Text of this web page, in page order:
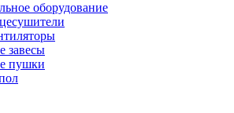
оборудование
завесы
пушки